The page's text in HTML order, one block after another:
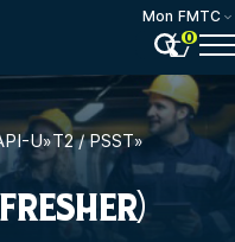
Mon FMTC
0
U»T2 / PSST»